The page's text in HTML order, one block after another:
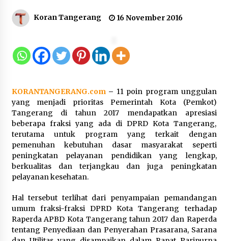
Tigaraksa, Semarakkan HUT RI
7 Agustus 2026
Lapas Banjar Tanam 200 Pohon
Cabai Dukung Program Ketahanan
Pangan
7 Agustus 2026
Tagihan Air Tanpa Pemakaian,
Terungkap Ada Transisi Panjang
Pengelolaan , Perumdam TKR
7 Agustus 2026
Sarana PAUD Diperkuat, Tangsel
Koran Tangerang 16 November 2016
KORANTANGERANG.com– 11 poin program unggulan
yang menjadi prioritas Pemerintah Kota (Pemkot)
Tangerang di tahun 2017 mendapatkan apresiasi
beberapa fraksi yang ada di DPRD Kota Tangerang,
terutama untuk program yang terkait dengan
pemenuhan kebutuhan dasar masyarakat seperti
peningkatan pelayanan pendidikan yang lengkap,
berkualitas dan terjangkau dan juga peningkatan
pelayanan kesehatan.
Hal tersebut terlihat dari penyampaian pemandangan
umum fraksi-fraksi DPRD Kota Tangerang terhadap
Raperda APBD Kota Tangerang tahun 2017 dan Raperda
tentang Penyediaan dan Penyerahan Prasarana, Sarana